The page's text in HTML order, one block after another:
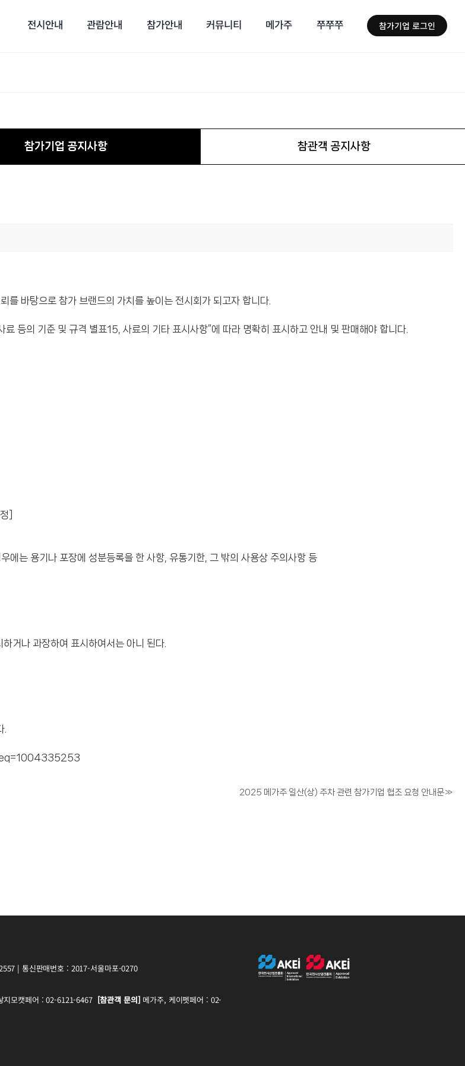
전시안내 관람안내 참가안내 커뮤니티 메가주 쭈쭈쭈 참가기업 로그인
참가기업 공지사항 참관객 공지사항
를 바탕으로 참가 브랜드의 가치를 높이는 전시회가 되고자 합니다.
료 등의 기준 및 규격 별표15, 사료의 기타 표시사항“에 따라 명확히 표시하고 안내 및 판매해야 합니다.
]
는 용기나 포장에 성분등록을 한 사항, 유통기한, 그 밖의 사용상 주의사항 등
거나 과장하여 표시하여서는 아니 된다.
.
2025 메가주 일산(상) 주차 관련 참가기업 협조 요청 안내문»
| 통신판매번호 : 2017-서울마포-0270
지모캣페어 : 02-6121-6467 [참관객 문의] 메가주, 케이펫페어 : 02-